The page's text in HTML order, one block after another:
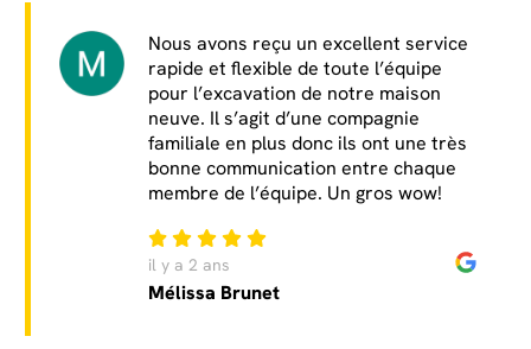
Nous avons reçu un excellent service
rapide et flexible de toute l’équipe
pour l’excavation de notre maison
neuve. Il s’agit d’une compagnie
familiale en plus donc ils ont une très
bonne communication entre chaque
membre de l’équipe. Un gros wow!
il y a 2 ans
Mélissa Brunet